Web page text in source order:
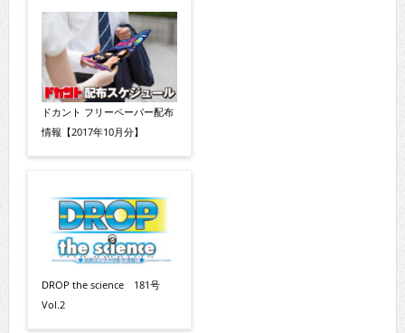
ドカント フリーペーパー配布
情報【2017年10月分】
DROP the science 181号
Vol.2